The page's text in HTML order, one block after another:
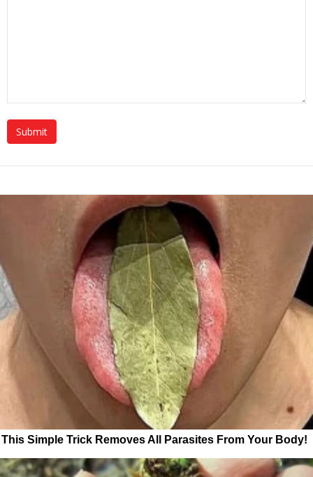
This Simple Trick Removes All Parasites From Your Body!